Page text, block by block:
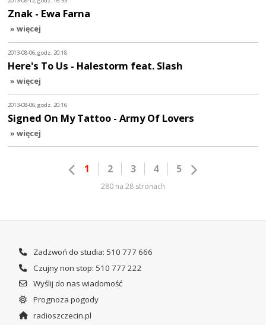
Znak - Ewa Farna
» więcej
2013-08-06, godz. 20:18
Here's To Us - Halestorm feat. Slash
» więcej
2013-08-06, godz. 20:16
Signed On My Tattoo - Army Of Lovers
» więcej
1 2 3 4 5
280 na 28 stronach
Zadzwoń do studia: 510 777 666
Czujny non stop: 510 777 222
Wyślij do nas wiadomość
Prognoza pogody
radioszczecin.pl